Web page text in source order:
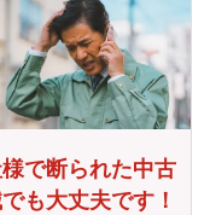
で断られた中古
も大丈夫です！